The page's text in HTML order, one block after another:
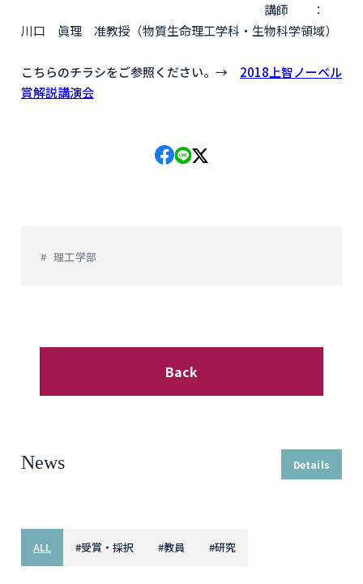
講師 ：
川口 眞理 准教授（物質生命理工学科・生物科学領域）
こちらのチラシをご参照ください。→ 2018上智ノーベル
賞解説講演会
理工学部
Back
News Details
ALL #受賞・採択 #教員 #研究